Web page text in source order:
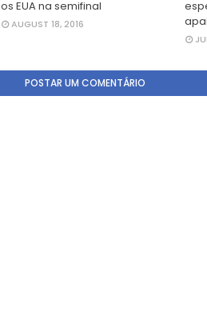
os EUA na semifinal
AUGUST 18, 2016
POSTAR UM COMENTÁRIO